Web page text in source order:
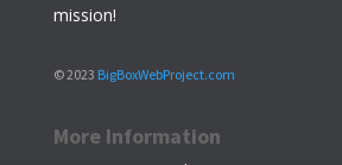
mission!
© 2023 BigBoxWebProject.com
More Information